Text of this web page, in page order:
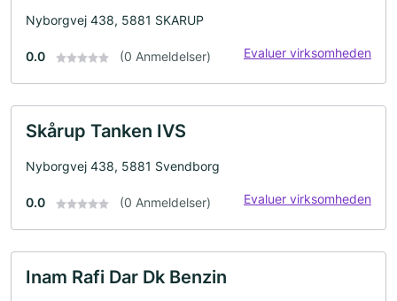
Nyborgvej 438, 5881 SKARUP
0.0 (0 Anmeldelser) Evaluer virksomheden
Skårup Tanken IVS
Nyborgvej 438, 5881 Svendborg
0.0 (0 Anmeldelser) Evaluer virksomheden
Inam Rafi Dar Dk Benzin